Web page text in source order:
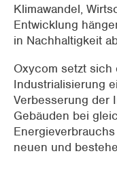
Klimawandel,
Entwicklung
in Nachhaltigkeit
Oxycom setzt
Industrialisierung
Verbesserung der
Gebäuden bei
neuen und